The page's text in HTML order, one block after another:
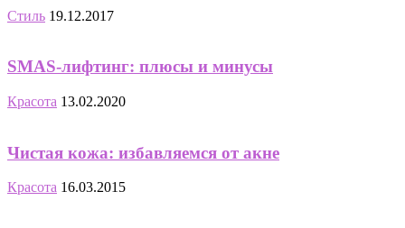
Стиль 19.12.2017
SMAS-лифтинг: плюсы и минусы
Красота 13.02.2020
Чистая кожа: избавляемся от акне
Красота 16.03.2015